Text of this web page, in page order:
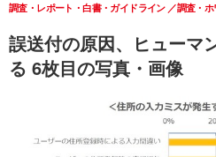
誤送付の原因、ヒューマ
る 6枚目の写真・画像
調査・レポート・白書・ガイドライン 調査・